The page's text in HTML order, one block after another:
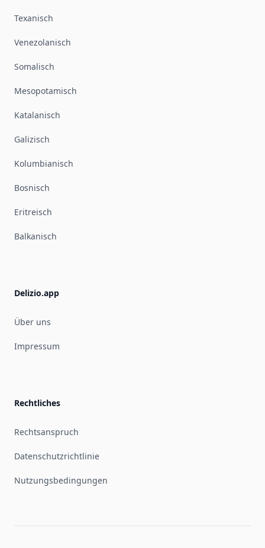
Texanisch
Venezolanisch
Somalisch
Mesopotamisch
Katalanisch
Galizisch
Kolumbianisch
Bosnisch
Eritreisch
Balkanisch
Delizio.app
Über uns
Impressum
Rechtliches
Rechtsanspruch
Datenschutzrichtlinie
Nutzungsbedingungen